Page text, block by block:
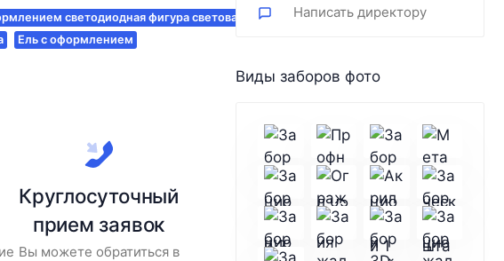
светодиодная фигура световая фигура купить
Ель с оформлением
Круглосуточный
прием заявок
Вы можете обратиться в
Написать директору
Виды заборов фото